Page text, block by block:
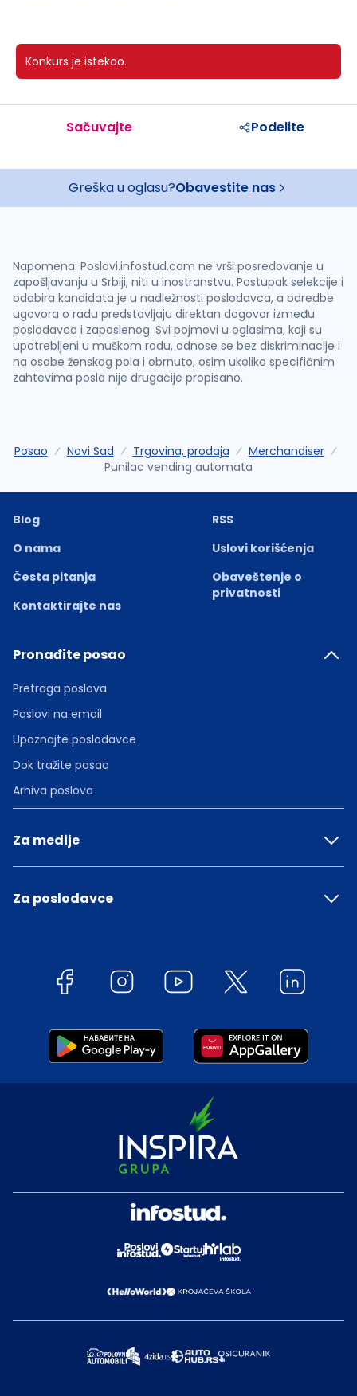
Konkurs je istekao.
Sačuvajte Podelite
Greška u oglasu?Obavestite nas
Napomena: Poslovi.infostud.com ne vrši posredovanje u
zapošljavanju u Srbiji, niti u inostranstvu. Postupak selekcije i
odabira kandidata je u nadležnosti poslodavca, a odredbe
ugovora o radu predstavljaju direktan dogovor između
poslodavca i zaposlenog. Svi pojmovi u oglasima, koji su
upotrebljeni u muškom rodu, odnose se bez diskriminacije i
na osobe ženskog pola i obrnuto, osim ukoliko specifičnim
zahtevima posla nije drugačije propisano.
Posao Novi Sad Trgovina, prodaja
Merchandiser
Punilac vending automata
Blog
O nama
Česta pitanja
Kontaktirajte nas
RSS
Uslovi korišćenja
Obaveštenje o
privatnosti
Pronađite posao
Pretraga poslova
Poslovi na email
Upoznajte poslodavce
Dok tražite posao
Arhiva poslova
Za medije
Za poslodavce